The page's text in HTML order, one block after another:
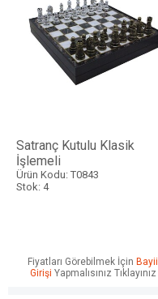
Satranç Kutulu Klasik
İşlemeli
Ürün Kodu: T0843
Stok: 4
Fiyatları Görebilmek İçin Bayii
Girişi Yapmalısınız Tıklayınız